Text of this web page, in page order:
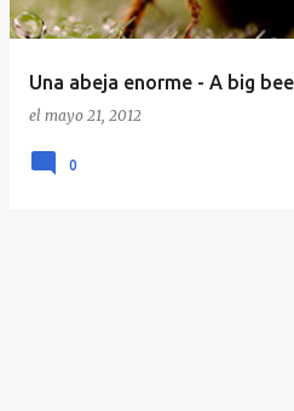
Una abeja enorme - A big
el mayo 21, 2012
0